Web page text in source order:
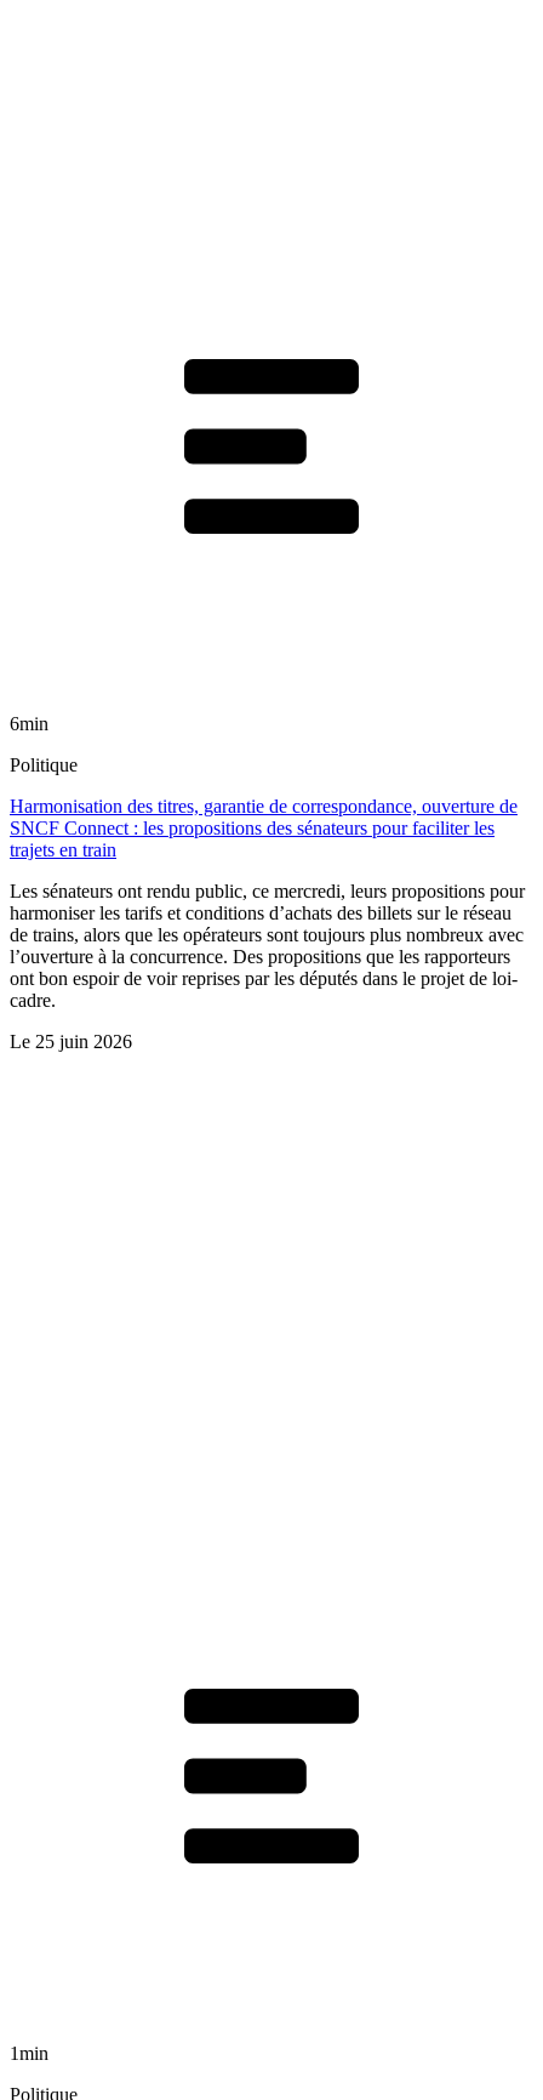
6min
Politique
Harmonisation des titres, garantie de correspondance, ouverture de
SNCF Connect : les propositions des sénateurs pour faciliter les
trajets en train
Les sénateurs ont rendu public, ce mercredi, leurs propositions pour
harmoniser les tarifs et conditions d’achats des billets sur le réseau
de trains, alors que les opérateurs sont toujours plus nombreux avec
l’ouverture à la concurrence. Des propositions que les rapporteurs
ont bon espoir de voir reprises par les députés dans le projet de loi-
cadre.
Le 25 juin 2026
1min
Politique